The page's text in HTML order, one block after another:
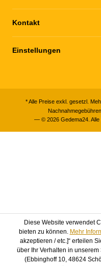
Kontakt
Einstellungen
* Alle Preise exkl. gesetzl.
— © 2026 Gedema24.
Diese Website verwendet
bieten zu können. Mehr
akzeptieren / etc.]“ erteilen
über Ihr Verhalten in
(Ebbinghoff 10, 48624